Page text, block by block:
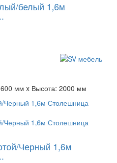
белый 1,6м
мм x Высота: 2000 мм
Черный 1,6м